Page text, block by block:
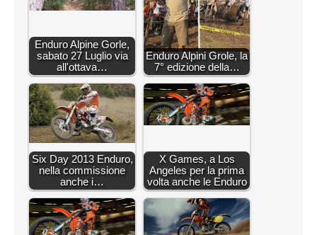
Enduro Alpine Gorle,
sabato 27 Luglio via
all'ottava…
Enduro Alpini Grole, la
7° edizione della…
Six Day 2013 Enduro,
nella commissione
anche i…
X Games, a Los
Angeles per la prima
volta anche le Enduro